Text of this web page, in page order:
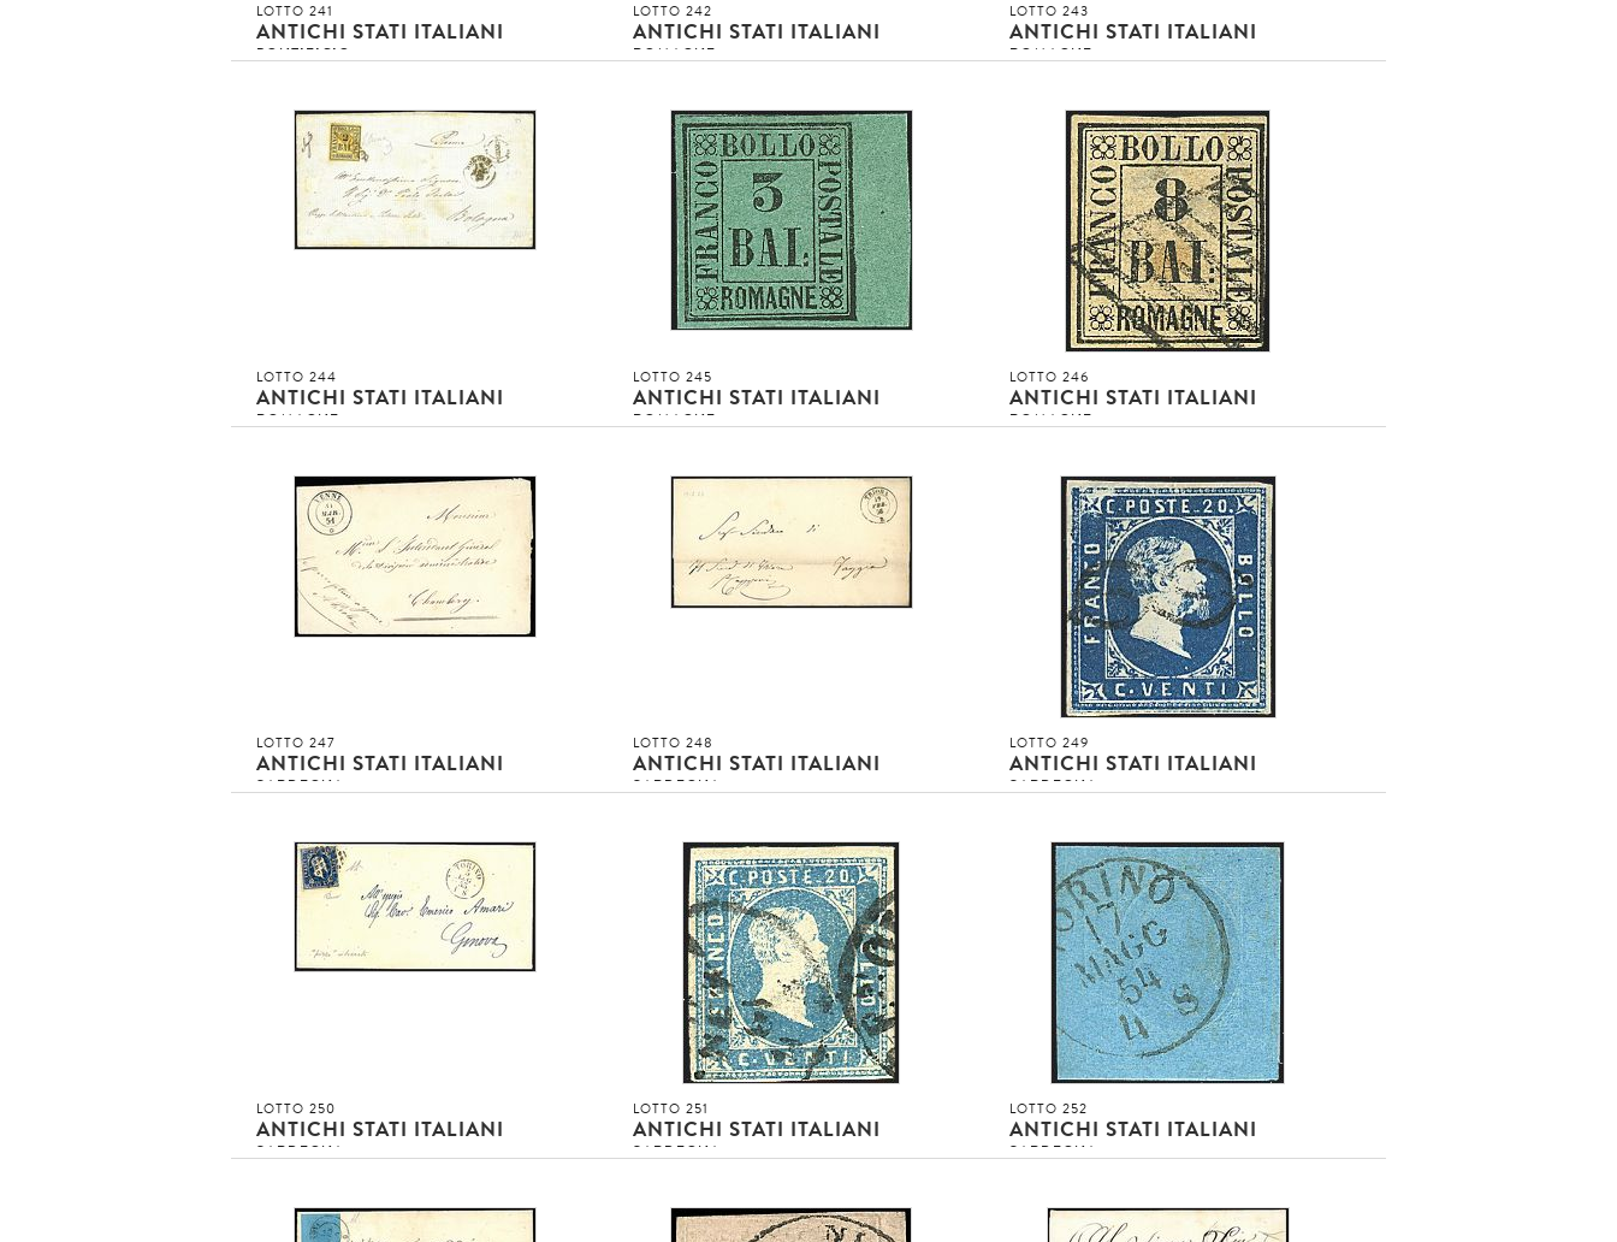
LOTTO 241
ANTICHI STATI ITALIANI
PONTIFICIO
1870 - ITALIA REGNO - 20 c. azzurro
(T26) BB su lettera da NORMA (p. 8 -
20/11/70) a Roma [..]
Asta conclusa!!!
invenduto
LOTTO 242
ANTICHI STATI ITALIANI
ROMAGNE
100 %
1859 - Serie cpl. (1/9) Serie 9 val. SPL e
ben marginati - Cert. ED (4.000,00)
Asta conclusa!!!
invenduto
INVENDUTO EUR
DETTAGLIO LOTTO
LOTTO 243
ANTICHI STATI ITALIANI
ROMAGNE
1859 - 1/2 b. giallo paglia (1) in coppia
SPL su gran parte di lettera da Faenza a
Russi - [..]
Asta conclusa!!!
invenduto
INVENDUTO EUR
DETTAGLIO LOTTO
LOTTO 244
ANTICHI STATI ITALIANI
ROMAGNE
1859 - 2 b. giallo arancio (3) BB su lettera
da cento (13/12/59) a Bologna - Sigla
Emilio [..]
Asta conclusa!!!
invenduto
INVENDUTO EUR
DETTAGLIO LOTTO
LOTTO 245
ANTICHI STATI ITALIANI
ROMAGNE
1859 - 3 b. verde scuro (4) SPL, con b.f. a
destra e leggera TL (160,00)
Asta conclusa!!!
invenduto
INVENDUTO EUR
LOTTO 246
ANTICHI STATI ITALIANI
ROMAGNE
1859 - 8 b. rosa (8) BB e con leggero
annullo (3.500,00)
Asta conclusa!!!
invenduto
INVENDUTO EUR
DETTAGLIO LOTTO
LOTTO 247
ANTICHI STATI ITALIANI
SARDEGNA
1851 - Yenne (31/3/51 - p. R2) su lettera
per Chambery - Non comune
Asta conclusa!!!
INVENDUTO EUR
LOTTO 248
ANTICHI STATI ITALIANI
SARDEGNA
1853 - TRIORA (p. 11) su lettera cpl. di
testo non affrancata per Taggia - Non
Asta conclusa!!!
invenduto
INVENDUTO EUR
DETTAGLIO LOTTO
LOTTO 249
ANTICHI STATI ITALIANI
SARDEGNA
1851 - 20 c. azzurro (2) SPL e con ntido
annullo a Nodo di Savoia - Qualità lusso -
Sigla [..]
Asta conclusa!!!
invenduto
INVENDUTO EUR
DETTAGLIO LOTTO
LOTTO 250
ANTICHI STATI ITALIANI
SARDEGNA
1855 - 20 c. azzurro (2) SPL con varietà
pizzo ritoccato su busta da Torino
LOTTO 251
ANTICHI STATI ITALIANI
SARDEGNA
1851 - 20 c. azzurro chiaro (2f) con
annullo di GENOVA settembre 1861 (p.
LOTTO 252
ANTICHI STATI ITALIANI
SARDEGNA
1853 - 20 c. azzurro (5) SPL e ben
marginato - Sigle Sorani + AD (450,00)